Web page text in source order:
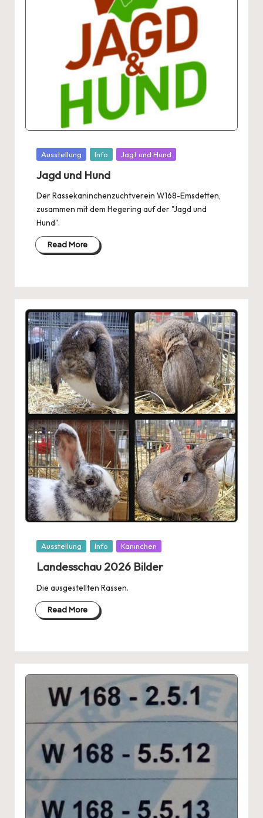
Posted
Ausstellung Info Jagt und Hund
Jagd und Hund
Der Rassekaninchenzuchtverein W168-Emsdetten,
zusammen mit dem Hegering auf der "Jagd und
Hund".
Read More
Posted
Ausstellung Info Kaninchen
Landesschau 2026 Bilder
Die ausgestellten Rassen.
Read More